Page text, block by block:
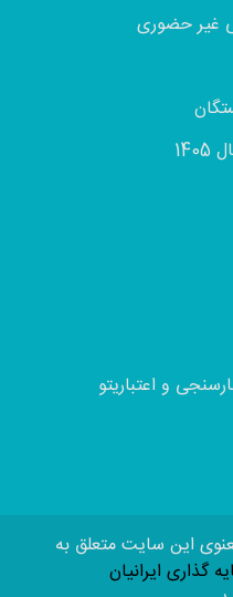
غیر حضوری
و اعتباریتو
گذاری ایرانیان